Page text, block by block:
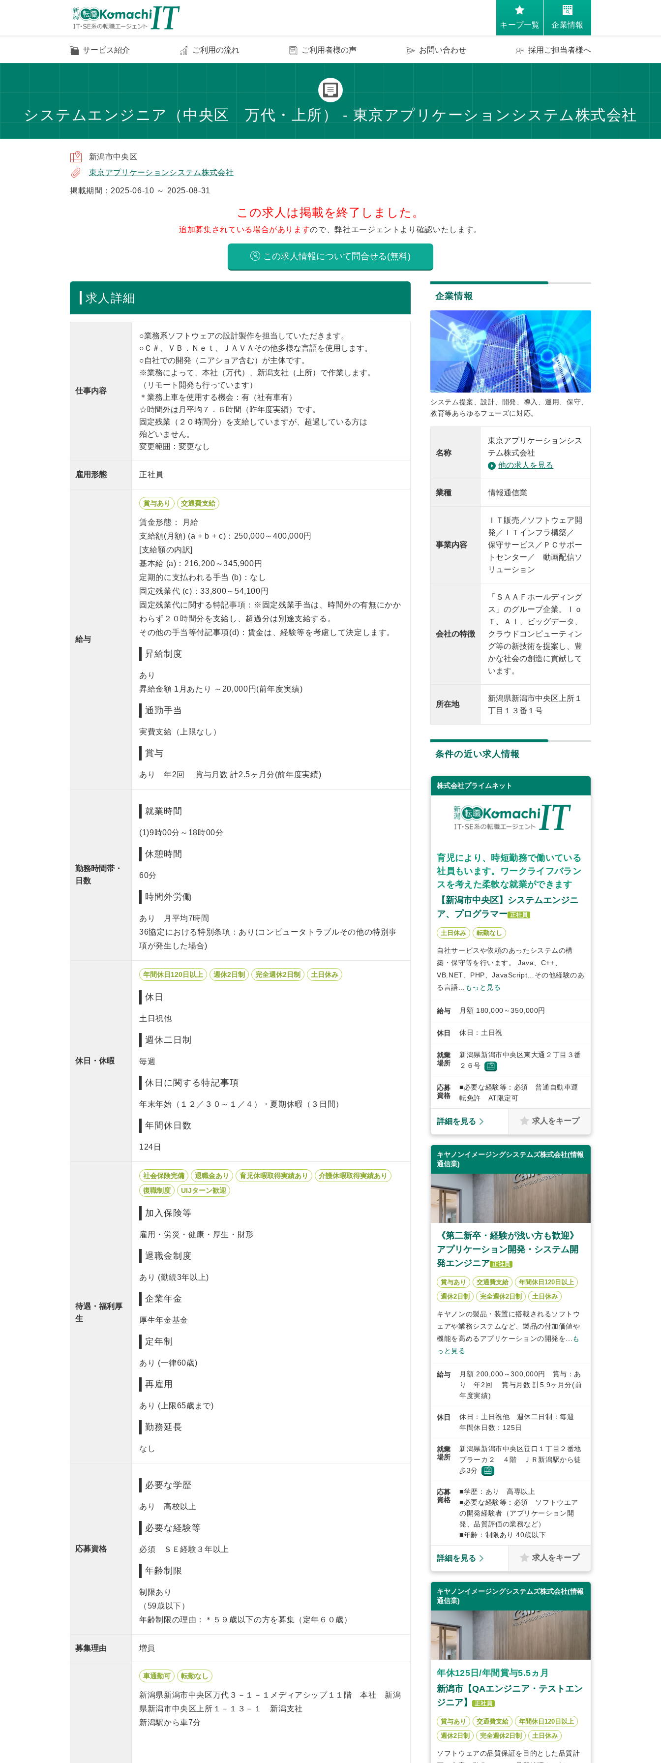
キープ一覧 企業情報
サービス紹介 ご利用の流れ ご利用者様の声 お問い合わせ 採用ご担当者様へ
システムエンジニア（中央区 万代・上所） - 東京アプリケーションシステム株式会社
新潟市中央区
東京アプリケーションシステム株式会社
掲載期間：2025-06-10 ～ 2025-08-31
この求人は掲載を終了しました。
追加募集されている場合がありますので、弊社エージェントより確認いたします。
この求人情報について問合せる(無料)
求人詳細
仕事内容
○業務系ソフトウェアの設計製作を担当していただきます。
○Ｃ＃、ＶＢ．Ｎｅｔ、ＪＡＶＡその他多様な言語を使用します。
○自社での開発（ニアショア含む）が主体です。
※業務によって、本社（万代）、新潟支社（上所）で作業します。
（リモート開発も行っています）
＊業務上車を使用する機会：有（社有車有）
☆時間外は月平均７．６時間（昨年度実績）です。
固定残業（２０時間分）を支給していますが、超過している方は
殆どいません。
変更範囲：変更なし
雇用形態 正社員
給与
賞与あり 交通費支給
賃金形態： 月給
支給額(月額) (a + b + c)：250,000～400,000円
[支給額の内訳]
基本給 (a)：216,200～345,900円
定期的に支払われる手当 (b)：なし
固定残業代 (c)：33,800～54,100円
固定残業代に関する特記事項：※固定残業手当は、時間外の有無にかか
わらず２０時間分を支給し、超過分は別途支給する。
その他の手当等付記事項(d)：賃金は、経験等を考慮して決定します。
昇給制度
あり
昇給金額 1月あたり ～20,000円(前年度実績)
通勤手当
実費支給（上限なし）
賞与
あり 年2回 賞与月数 計2.5ヶ月分(前年度実績)
勤務時間帯・
日数
就業時間
(1)9時00分～18時00分
休憩時間
60分
時間外労働
あり 月平均7時間
36協定における特別条項：あり(コンピュータトラブルその他の特別事
項が発生した場合)
休日・休暇
年間休日120日以上 週休2日制 完全週休2日制 土日休み
休日
土日祝他
週休二日制
毎週
休日に関する特記事項
年末年始（１２／３０～１／４）・夏期休暇（３日間）
年間休日数
124日
待遇・福利厚
生
社会保険完備 退職金あり 育児休暇取得実績あり
介護休暇取得実績あり
復職制度
UIJターン歓迎
加入保険等
雇用・労災・健康・厚生・財形
退職金制度
あり (勤続3年以上)
企業年金
厚生年金基金
定年制
あり (一律60歳)
再雇用
あり (上限65歳まで)
勤務延長
なし
応募資格
必要な学歴
あり 高校以上
必要な経験等
必須 ＳＥ経験３年以上
年齢制限
制限あり
（59歳以下）
年齢制限の理由：＊５９歳以下の方を募集（定年６０歳）
募集理由 増員
車通勤可 転勤なし
新潟県新潟市中央区万代３－１－１メディアシップ１１階 本社 新潟
県新潟市中央区上所１－１３－１ 新潟支社
新潟駅から車7分
企業情報
システム提案、設計、開発、導入、運用、保守、
教育等あらゆるフェーズに対応。
名称
東京アプリケーションシス
テム株式会社
他の求人を見る
業種 情報通信業
事業内容
ＩＴ販売／ソフトウェア開
発／ＩＴインフラ構築／
保守サービス／ＰＣサポー
トセンター／ 動画配信ソ
リューション
会社の特徴
「ＳＡＡＦホールディング
ス」のグループ企業。Ｉｏ
Ｔ、ＡＩ、ビッグデータ、
クラウドコンピューティン
グ等の新技術を提案し、豊
かな社会の創造に貢献して
います。
所在地
新潟県新潟市中央区上所１
丁目１３番１号
条件の近い求人情報
株式会社プライムネット
育児により、時短勤務で働いている
社員もいます。ワークライフバラン
スを考えた柔軟な就業ができます
【新潟市中央区】システムエンジニ
ア、プログラマー 正社員
土日休み 転勤なし
自社サービスや依頼のあったシステムの構
築・保守等を行います。 Java、C++、
VB.NET、PHP、JavaScript…その他経験のあ
る言語... もっと見る
給与 月額 180,000～350,000円
休日 休日：土日祝
就業
場所
新潟県新潟市中央区東大通２丁目３番
２６号
応募
資格
■必要な経験等：必須 普通自動車運
転免許 AT限定可
詳細を見る 求人をキープ
キヤノンイメージングシステムズ株式会社(情報
通信業)
《第二新卒・経験が浅い方も歓迎》
アプリケーション開発・システム開
発エンジニア 正社員
賞与あり 交通費支給
年間休日120日以上
週休2日制
完全週休2日制 土日休み
キヤノンの製品・装置に搭載されるソフトウ
ェアや業務システムなど、製品の付加価値や
機能を高めるアプリケーションの開発を...
も
っと見る
給与
月額 200,000～300,000円 賞与：あ
り 年2回 賞与月数 計5.9ヶ月分(前
年度実績)
休日
休日：土日祝他 週休二日制：毎週
年間休日数：125日
就業
場所
新潟県新潟市中央区笹口１丁目２番地
プラーカ２ ４階 ＪＲ新潟駅から徒
歩3分
応募
資格
■学歴：あり 高専以上
■必要な経験等：必須 ソフトウエア
の開発経験者（アプリケーション開
発、品質評価の業務など）
■年齢：制限あり 40歳以下
詳細を見る 求人をキープ
キヤノンイメージングシステムズ株式会社(情報
通信業)
年休125日/年間賞与5.5ヵ月
新潟市【QAエンジニア・テストエン
ジニア】 正社員
賞与あり 交通費支給
年間休日120日以上
週休2日制
完全週休2日制 土日休み
ソフトウェアの品質保証を目的とした品質計